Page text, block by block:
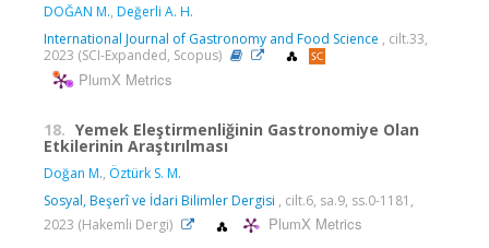
DOĞAN M., Değerli A. H.
International Journal of Gastronomy and Food Science , cilt.33,
2023 (SCI-Expanded, Scopus)
PlumX Metrics
18. Yemek Eleştirmenliğinin Gastronomiye Olan
Etkilerinin Araştırılması
Doğan M., Öztürk S. M.
Sosyal, Beşerî ve İdari Bilimler Dergisi , cilt.6, sa.9, ss.0-1181,
2023 (Hakemli Dergi)
PlumX Metrics